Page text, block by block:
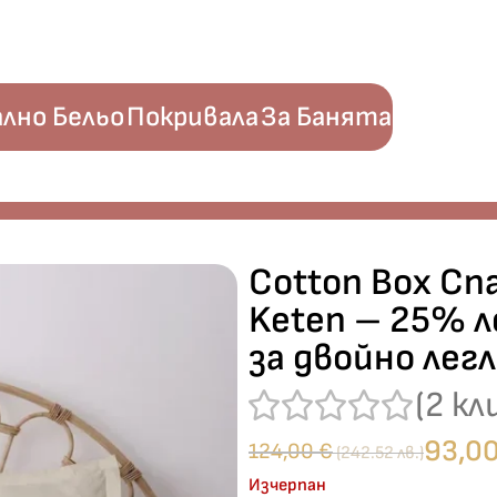
БельоПокривалаЗа Банята
Cotton Box
Keten – 25%
за двойно
(2
124,00€(242.52 лв.)
Изчерпан